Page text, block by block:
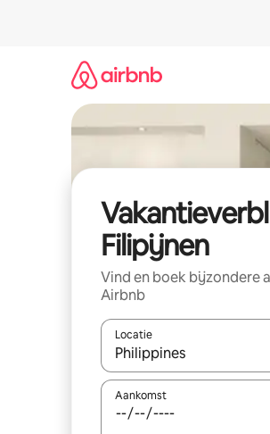
Filipijnen
Vind en boek bijzondere
Airbnb
Locatie
Wanneer er resultaten
Aankomst